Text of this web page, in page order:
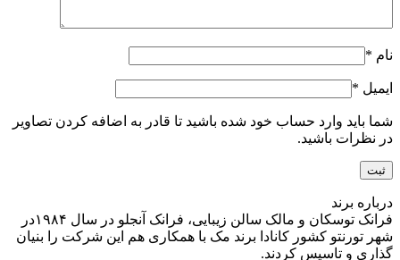
نام *
ایمیل *
شما باید وارد حساب خود شده باشید تا قادر به اضافه کردن تصاویر
در نظرات باشید.
درباره برند
فرانک توسکان و مالک سالن زیبایی، فرانک آنجلو در سال ۱۹۸۴در
شهر تورنتو کشور کانادا برند مک با همکاری هم این شرکت را بنیان
گذاری و تاسیس کردند.